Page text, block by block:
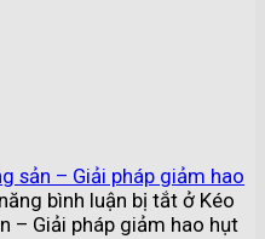
sản – Giải pháp giảm hao
bình luận bị tắt ở Kéo
– Giải pháp giảm hao hụt